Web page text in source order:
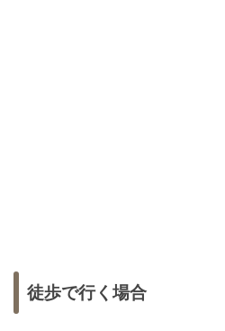
徒歩で行く場合